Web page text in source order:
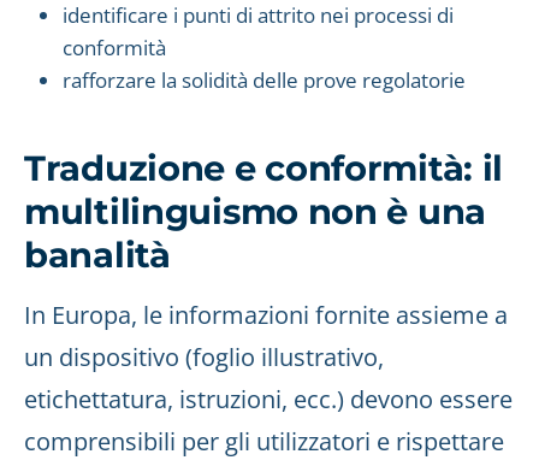
identificare i punti di attrito nei processi di
conformità
rafforzare la solidità delle prove regolatorie
Traduzione e conformità: il
multilinguismo non è una
banalità
In Europa, le informazioni fornite assieme a
un dispositivo (foglio illustrativo,
etichettatura, istruzioni, ecc.) devono essere
comprensibili per gli utilizzatori e rispettare